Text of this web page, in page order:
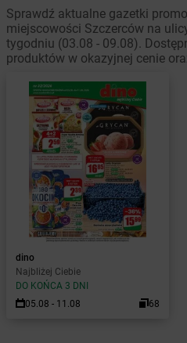
Sprawdź aktualne gazetki
miejscowości Szczerców na
tygodniu (03.08 - 09.08).
produktów w okazyjnej cenie
dino
Najbliżej Ciebie
DO KOŃCA 3 DNI
05.08 - 11.08
68